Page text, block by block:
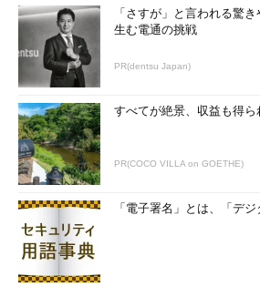
「さすが」と言われる驚
生む電通の挑戦
PR(dentsu Japan)
すべてが絶景、収益も得
PR(COCO VILLA on GOETHE)
「電子署名」とは、「デ